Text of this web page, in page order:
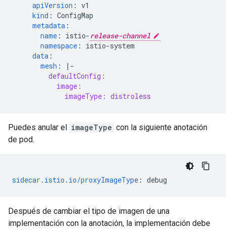
apiVersion : v1
kind : ConfigMap
metadata :
name : istio- release-channel
namespace :
istio-system
data :
mesh :
|-
defaultConfig:
image:
imageType: distroless
Puedes anular el imageType con la siguiente anotación
de pod.
sidecar.istio.io/proxyImageType : debug
Después de cambiar el tipo de imagen de una
implementación con la anotación, la implementación debe